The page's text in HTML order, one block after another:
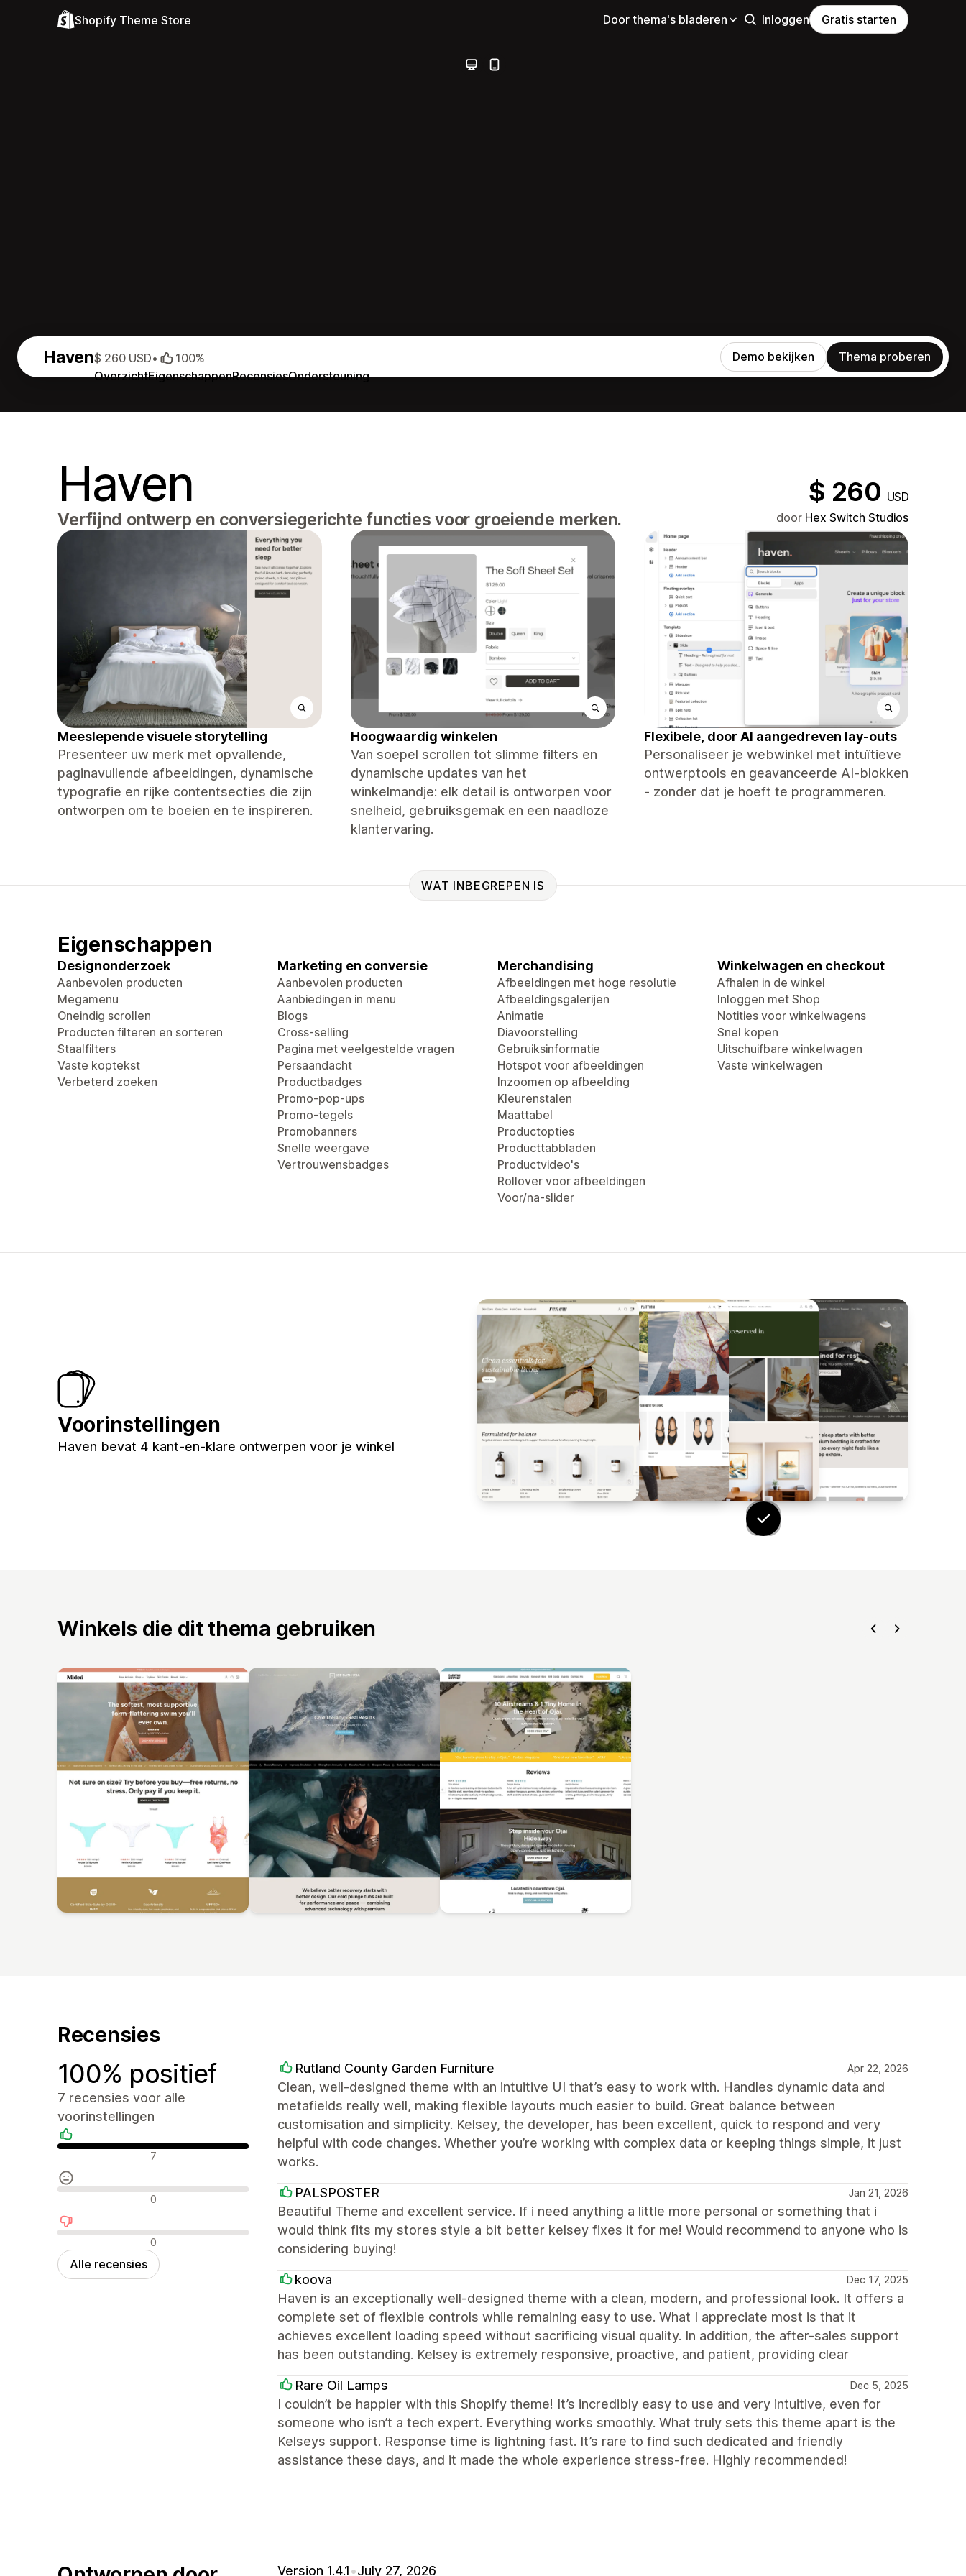
Shopify Theme Store Door thema's bladeren Inloggen Gratis starten
Haven
OverzichtEigenschappenRecensiesOndersteuning
$ 260 USD• 100% Demo bekijken Thema proberen
Haven $ 260 USD
Verfijnd ontwerp en conversiegerichte functies voor groeiende merken. door Hex Switch Studios
Meeslepende visuele storytelling
Presenteer uw merk met opvallende,
paginavullende afbeeldingen, dynamische
typografie en rijke contentsecties die zijn
ontworpen om te boeien en te inspireren.
Hoogwaardig winkelen
Van soepel scrollen tot slimme filters en
dynamische updates van het
winkelmandje: elk detail is ontworpen voor
snelheid, gebruiksgemak en een naadloze
klantervaring.
Flexibele, door AI aangedreven lay-outs
Personaliseer je webwinkel met intuïtieve
ontwerptools en geavanceerde AI-blokken
- zonder dat je hoeft te programmeren.
WAT INBEGREPEN IS
Eigenschappen
Designonderzoek
Aanbevolen producten
Megamenu
Oneindig scrollen
Producten filteren en sorteren
Staalfilters
Vaste koptekst
Verbeterd zoeken
Marketing en conversie
Aanbevolen producten
Aanbiedingen in menu
Blogs
Cross-selling
Pagina met veelgestelde vragen
Persaandacht
Productbadges
Promo-pop-ups
Promo-tegels
Promobanners
Snelle weergave
Vertrouwensbadges
Merchandising
Afbeeldingen met hoge resolutie
Afbeeldingsgalerijen
Animatie
Diavoorstelling
Gebruiksinformatie
Hotspot voor afbeeldingen
Inzoomen op afbeelding
Kleurenstalen
Maattabel
Productopties
Producttabbladen
Productvideo's
Rollover voor afbeeldingen
Voor/na-slider
Winkelwagen en checkout
Afhalen in de winkel
Inloggen met Shop
Notities voor winkelwagens
Snel kopen
Uitschuifbare winkelwagen
Vaste winkelwagen
Voorinstellingen
Haven bevat 4 kant-en-klare ontwerpen voor je winkel
Winkels die dit thema gebruiken
Recensies
100% positief
7 recensies voor alle
voorinstellingen
Positieve recensies
7
Neutrale recensies0
Negatieve recensies
0
Alle recensies
Rutland County Garden Furniture Apr 22, 2026
Clean, well-designed theme with an intuitive UI that’s easy to work with. Handles dynamic data and
metafields really well, making flexible layouts much easier to build. Great balance between
customisation and simplicity. Kelsey, the developer, has been excellent, quick to respond and very
helpful with code changes. Whether you’re working with complex data or keeping things simple, it just
works.
PALSPOSTER Jan 21, 2026
Beautiful Theme and excellent service. If i need anything a little more personal or something that i
would think fits my stores style a bit better kelsey fixes it for me! Would recommend to anyone who is
considering buying!
koova Dec 17, 2025
Haven is an exceptionally well-designed theme with a clean, modern, and professional look. It offers a
complete set of flexible controls while remaining easy to use. What I appreciate most is that it
achieves excellent loading speed without sacrificing visual quality. In addition, the after-sales support
has been outstanding. Kelsey is extremely responsive, proactive, and patient, providing clear
Rare Oil Lamps Dec 5, 2025
I couldn’t be happier with this Shopify theme! It’s incredibly easy to use and very intuitive, even for
someone who isn’t a tech expert. Everything works smoothly. What truly sets this theme apart is the
Kelseys support. Response time is lightning fast. It’s rare to find such dedicated and friendly
assistance these days, and it made the whole experience stress-free. Highly recommended!
Version 1.4.1•July 27, 2026